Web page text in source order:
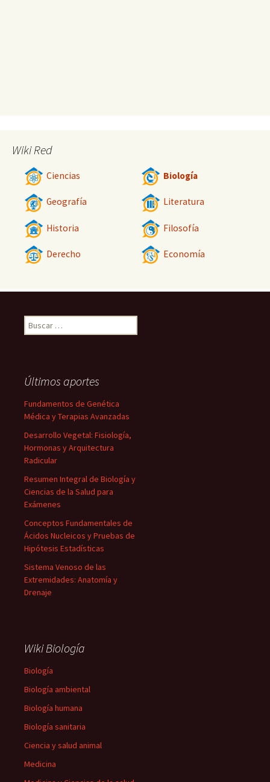
Wiki Red
Ciencias Biología
Geografía Literatura
Historia Filosofía
Derecho Economía
Buscar:
Últimos aportes
Fundamentos de Genética
Médica y Terapias Avanzadas
Desarrollo Vegetal: Fisiología,
Hormonas y Arquitectura
Radicular
Resumen Integral de Biología y
Ciencias de la Salud para
Exámenes
Conceptos Fundamentales de
Ácidos Nucleicos y Pruebas de
Hipótesis Estadísticas
Sistema Venoso de las
Extremidades: Anatomía y
Drenaje
Wiki Biología
Biología
Biología ambiental
Biología humana
Biología sanitaria
Ciencia y salud animal
Medicina